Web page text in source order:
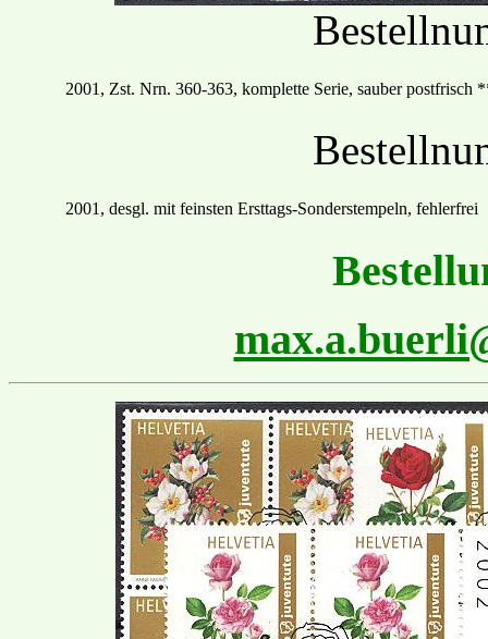
2001 , Zst. Nrn. 360-363, komplette Serie, sauber postfrisch
2001, desgl. mit feinsten Ersttags-Sonderstempeln, fehlerfrei